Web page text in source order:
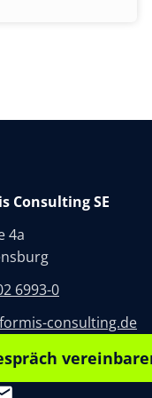
Consulting SE
4a
6993-0
consulting.de